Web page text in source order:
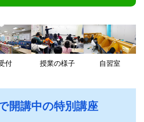
付 授業の様子 自習室
開講中の特別講座